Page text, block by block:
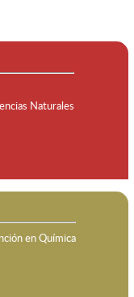
Naturales
en Química